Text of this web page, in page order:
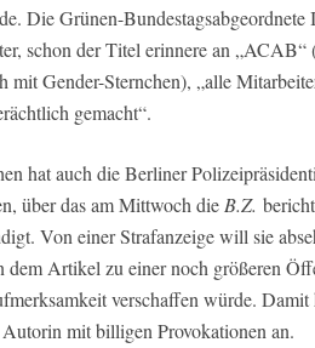
Die Grünen-
schon der Titel erinnere an
mit Gender-Sternchen), „alle
gemacht“.
hat auch die Berliner
über das am Mittwoch die B.Z.
Von einer Strafanzeige will sie
dem Artikel zu einer noch größeren
verschaffen würde.
mit billigen Provokationen an.